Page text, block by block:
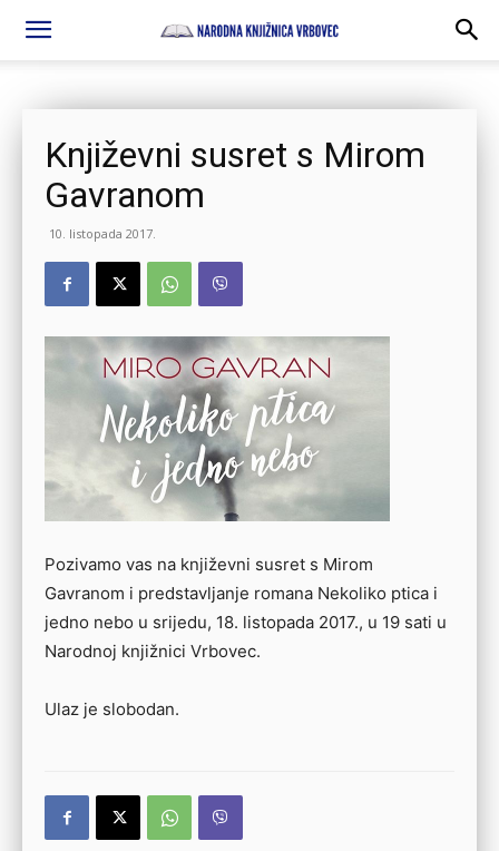
Književni susret s Mirom
Gavranom
10. listopada 2017.
Pozivamo vas na književni susret s Mirom
Gavranom i predstavljanje romana Nekoliko ptica i
jedno nebo u srijedu, 18. listopada 2017., u 19 sati u
Narodnoj knjižnici Vrbovec.
Ulaz je slobodan.